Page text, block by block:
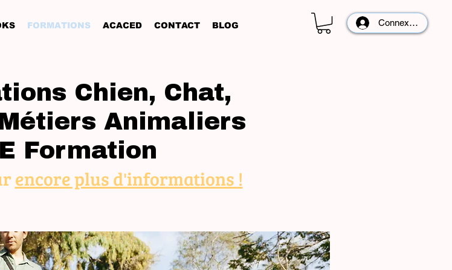
FORMATIONS ACACED CONTACT BLOG Connexion
Chien, Chat,
Animaliers
Formation
encore plus d'informations !